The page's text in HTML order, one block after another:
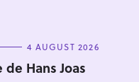
4 AUGUST 2026
Hans Joas